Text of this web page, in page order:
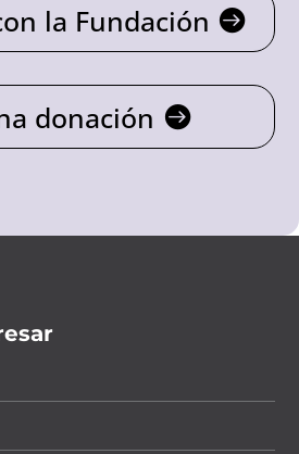
la Fundación
donación